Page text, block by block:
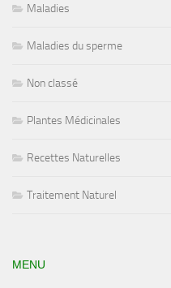
Maladies
Maladies du sperme
Non classé
Plantes Médicinales
Recettes Naturelles
Traitement Naturel
MENU